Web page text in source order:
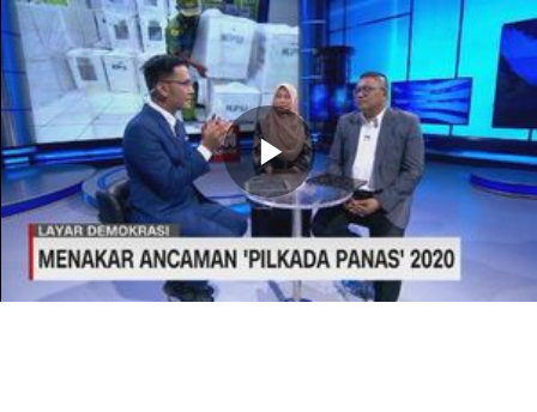
Memutarkan
Video